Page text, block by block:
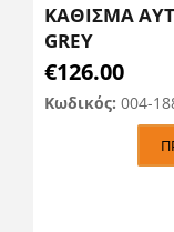
ΚΑΘΙΣΜΑ
GREY
€126.00
Κωδικός: 004-